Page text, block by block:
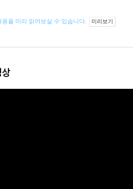
용을 미리 읽어보실 수 있습니다. 미리보기